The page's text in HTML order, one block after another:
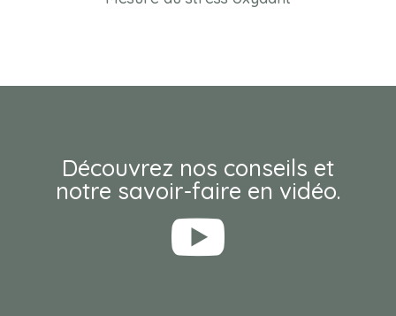
Découvrez nos conseils et
notre savoir-faire en vidéo.
